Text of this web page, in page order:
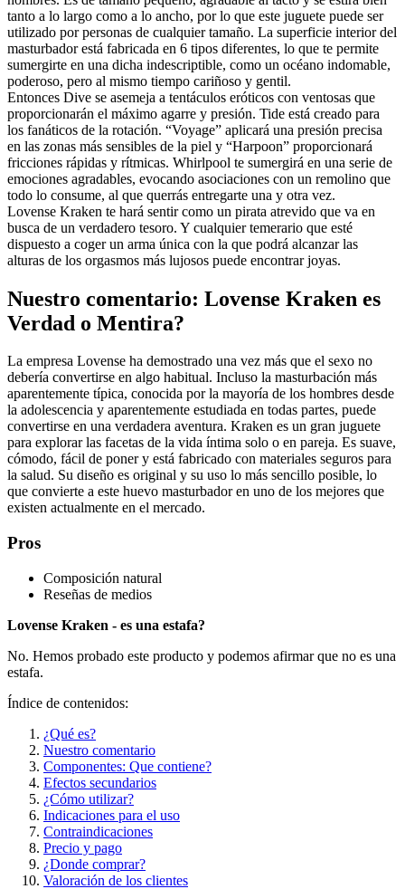
tanto a lo largo como a lo ancho, por lo que este juguete puede ser
utilizado por personas de cualquier tamaño. La superficie interior del
masturbador está fabricada en 6 tipos diferentes, lo que te permite
sumergirte en una dicha indescriptible, como un océano indomable,
poderoso, pero al mismo tiempo cariñoso y gentil.
Entonces Dive se asemeja a tentáculos eróticos con ventosas que
proporcionarán el máximo agarre y presión. Tide está creado para
los fanáticos de la rotación. “Voyage” aplicará una presión precisa
en las zonas más sensibles de la piel y “Harpoon” proporcionará
fricciones rápidas y rítmicas. Whirlpool te sumergirá en una serie de
emociones agradables, evocando asociaciones con un remolino que
todo lo consume, al que querrás entregarte una y otra vez.
Lovense Kraken te hará sentir como un pirata atrevido que va en
busca de un verdadero tesoro. Y cualquier temerario que esté
dispuesto a coger un arma única con la que podrá alcanzar las
alturas de los orgasmos más lujosos puede encontrar joyas.
Nuestro comentario: Lovense Kraken es
Verdad o Mentira?
La empresa Lovense ha demostrado una vez más que el sexo no
debería convertirse en algo habitual. Incluso la masturbación más
aparentemente típica, conocida por la mayoría de los hombres desde
la adolescencia y aparentemente estudiada en todas partes, puede
convertirse en una verdadera aventura. Kraken es un gran juguete
para explorar las facetas de la vida íntima solo o en pareja. Es suave,
cómodo, fácil de poner y está fabricado con materiales seguros para
la salud. Su diseño es original y su uso lo más sencillo posible, lo
que convierte a este huevo masturbador en uno de los mejores que
existen actualmente en el mercado.
Pros
Composición natural
Reseñas de medios
Lovense Kraken - es una estafa?
No. Hemos probado este producto y podemos afirmar que no es una
estafa.
Índice de contenidos:
¿Qué es?
Nuestro comentario
Componentes: Que contiene?
Efectos secundarios
¿Cómo utilizar?
Indicaciones para el uso
Contraindicaciones
Precio y pago
¿Donde comprar?
Valoración de los clientes